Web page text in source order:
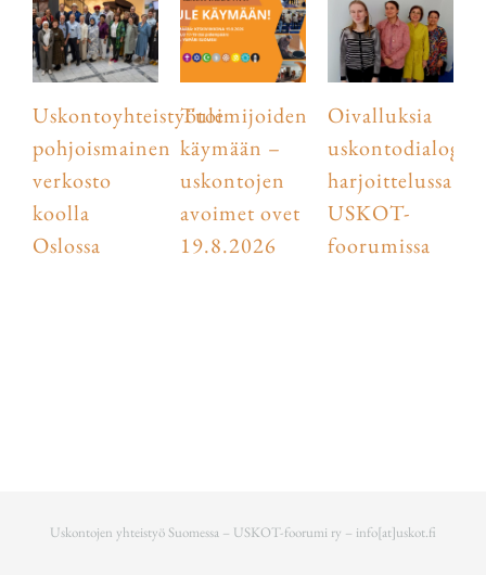
Uskontoyhteistyötoimijoiden
pohjoismainen
verkosto
koolla
Oslossa
Tule
käymään –
uskontojen
avoimet ovet
19.8.2026
Oivalluksia
harjoittelussa
USKOT-
foorumissa
Uskontojen yhteistyö Suomessa – USKOT-foorumi ry – info[at]uskot.fi